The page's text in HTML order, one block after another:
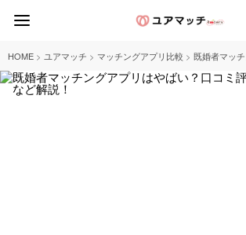
HOME > ユアマッチ > マッチングアプリ比較 > 既婚者マッ